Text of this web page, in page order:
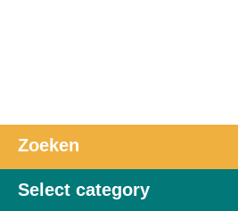
Zoeken
Select category